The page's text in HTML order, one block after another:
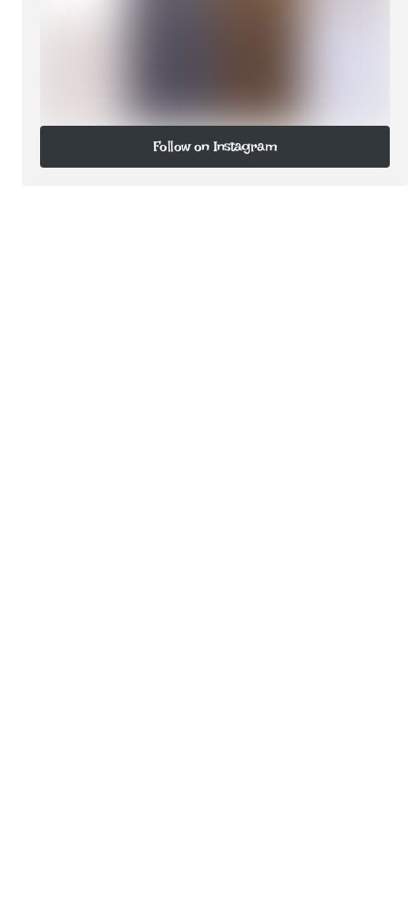
Follow on Instagram
Follow on Instagram